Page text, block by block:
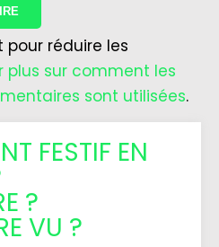
pour réduire les
plus sur comment les
sont utilisées.
FESTIF EN
?
VU ?